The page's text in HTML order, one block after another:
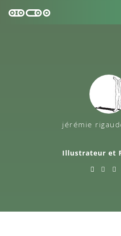
jérémie
Illustrateur et